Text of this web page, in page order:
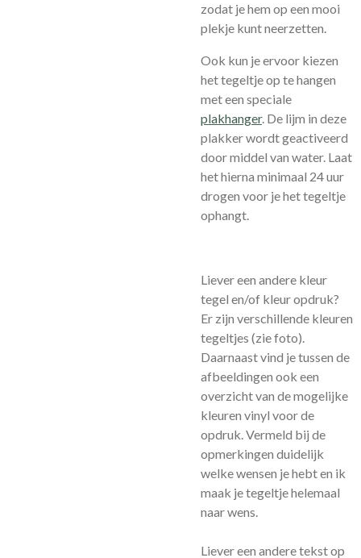
zodat je hem op een mooi
plekje kunt neerzetten.
Ook kun je ervoor kiezen
het tegeltje op te hangen
met een speciale
plakhanger. De lijm in deze
plakker wordt geactiveerd
door middel van water. Laat
het hierna minimaal 24 uur
drogen voor je het tegeltje
ophangt.
Liever een andere kleur
tegel en/of kleur opdruk?
Er zijn verschillende kleuren
tegeltjes (zie foto).
Daarnaast vind je tussen de
afbeeldingen ook een
overzicht van de mogelijke
kleuren vinyl voor de
opdruk. Vermeld bij de
opmerkingen duidelijk
welke wensen je hebt en ik
maak je tegeltje helemaal
naar wens.
Liever een andere tekst op